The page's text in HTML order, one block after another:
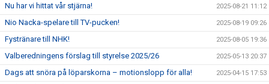
Nu har vi hittat vår stjärna! 2025-08-21 11:12
Nio Nacka-spelare till TV-pucken! 2025-08-19 09:26
Fystränare till NHK! 2025-08-05 19:36
Valberedningens förslag till styrelse 2025/26 2025-05-13 20:37
Dags att snöra på löparskorna – motionslopp för alla! 2025-04-15 17:53